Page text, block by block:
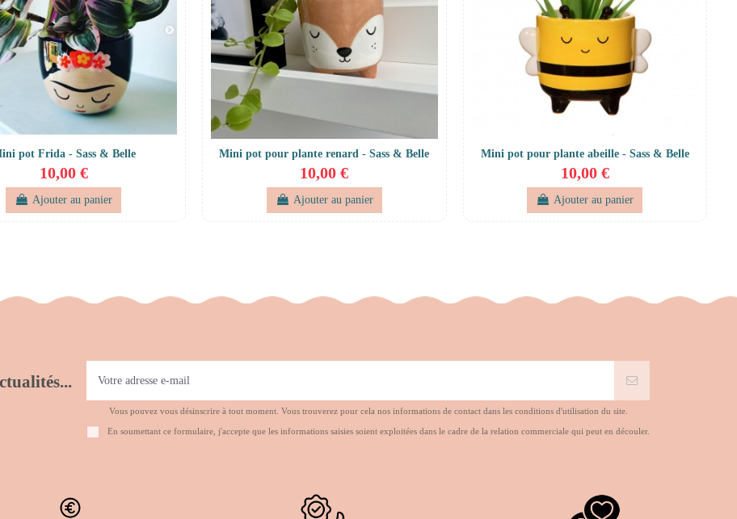
pot Frida - Sass & Belle
10,00 €
Ajouter au panier
Mini pot pour plante renard - Sass & Belle
10,00 €
Ajouter au panier
Mini pot pour plante abeille - Sass & Belle
10,00 €
Ajouter au panier
Vous pouvez vous désinscrire à tout moment. Vous trouverez pour cela nos informations de contact dans les conditions d'utilisation du site.
En soumettant ce formulaire, j'accepte que les informations saisies soient exploitées dans le cadre de la relation commerciale qui peut en découler.